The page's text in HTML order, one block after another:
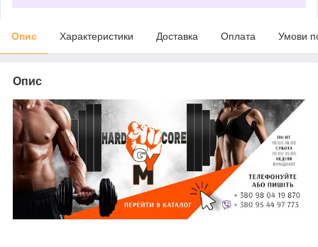
Опис Характеристики Доставка Оплата Умови
Опис